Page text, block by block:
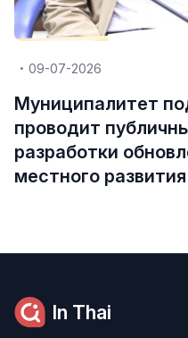
09-07-2026
Муниципалитет
проводит
разработки
местного развития
In Thai